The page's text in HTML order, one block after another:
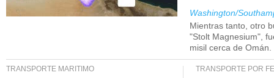
Washington/
Mientras tanto, otro
"Stolt Magnesium",
misil cerca de Omán.
TRANSPORTE MARÍTIMO TRANSPORTE POR